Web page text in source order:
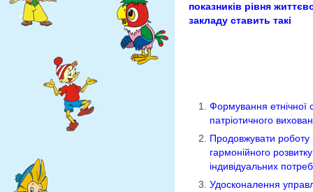
показників рівня
закладу ставить такі
Формування етнічної
патріотичного
Продовжувати роботу
гармонійного
індивідуальних
Удосконалення